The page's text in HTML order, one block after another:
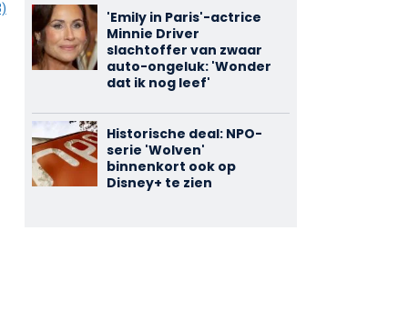
'Emily in Paris'-actrice
Minnie Driver
slachtoffer van zwaar
auto-ongeluk: 'Wonder
dat ik nog leef'
Historische deal: NPO-
serie 'Wolven'
binnenkort ook op
Disney+ te zien